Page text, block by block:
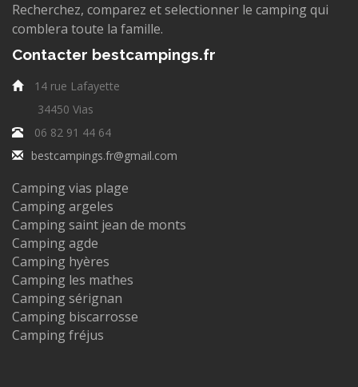
Recherchez, comparez et selectionner le camping qui
comblera toute la famille.
Contacter bestcampings.fr
14 rue Lafayette
34450 Vias
06 82 91 44 64
bestcampings.fr@gmail.com
Camping vias plage
Camping argeles
Camping saint jean de monts
Camping agde
Camping hyères
Camping les mathes
Camping sérignan
Camping biscarrosse
Camping fréjus